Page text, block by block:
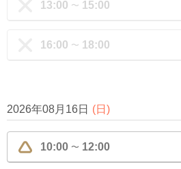
13:00 〜 15:00
16:00 〜 18:00
2026年08月16日 (日 )
10:00 〜 12:00